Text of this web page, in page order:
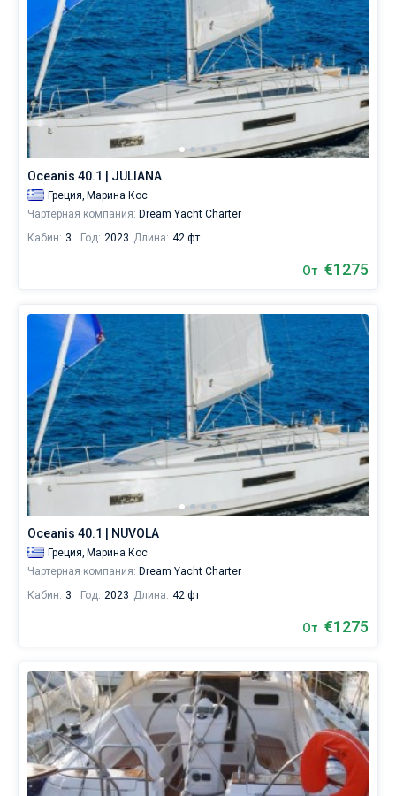
Oceanis 40.1 | JULIANA
Греция, Марина Кос
Чартерная компания: Dream Yacht Charter
Кабин: 3 Год: 2023 Длина: 42 фт
От €1275
Oceanis 40.1 | NUVOLA
Греция, Марина Кос
Чартерная компания: Dream Yacht Charter
Кабин: 3 Год: 2023 Длина: 42 фт
От €1275